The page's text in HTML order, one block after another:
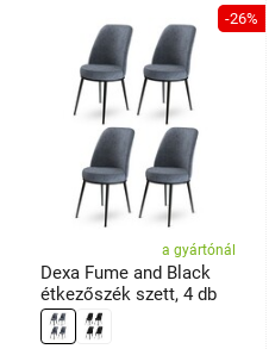
-26%
a gyártónál
Dexa Fume and Black
étkezőszék szett, 4 db